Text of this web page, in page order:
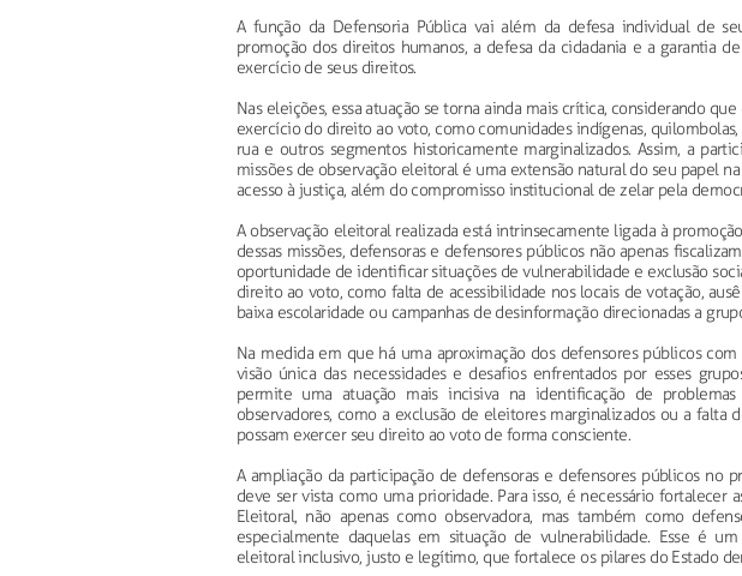
A função da Defensoria Pública vai além da defesa individual de
promoção dos direitos humanos, a defesa da cidadania e a garantia
exercício de seus direitos.
Nas eleições, essa atuação se torna ainda mais crítica, considerando
exercício do direito ao voto, como comunidades indígenas,
rua e outros segmentos historicamente marginalizados. Assim, a
missões de observação eleitoral é uma extensão natural do seu papel
acesso à justiça, além do compromisso institucional de zelar pela
A observação eleitoral realizada está intrinsecamente ligada à
dessas missões, defensoras e defensores públicos não apenas
oportunidade de identificar situações de vulnerabilidade e exclusão
direito ao voto, como falta de acessibilidade nos locais de votação,
baixa escolaridade ou campanhas de desinformação direcionadas a
Na medida em que há uma aproximação dos defensores públicos
visão única das necessidades e desafios enfrentados por esses
permite uma atuação mais incisiva na identificação de
observadores, como a exclusão de eleitores marginalizados ou a falta
possam exercer seu direito ao voto de forma consciente.
A ampliação da participação de defensoras e defensores públicos no
deve ser vista como uma prioridade. Para isso, é necessário fortalecer
Eleitoral, não apenas como observadora, mas também como
especialmente daquelas em situação de vulnerabilidade. Esse é
eleitoral inclusivo, justo e legítimo, que fortalece os pilares do Estado